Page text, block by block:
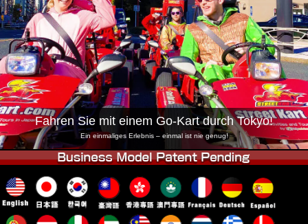
Tokio Akihabara#2 Tokio Shibuya
Tokio Shibuya Annex Tokio Bucht
Tokio Asakusa Osaka
Okinawa
Fahren Sie mit einem Go-Kart durch Tokyo!
Ein einmaliges Erlebnis – einmal ist nie genug!